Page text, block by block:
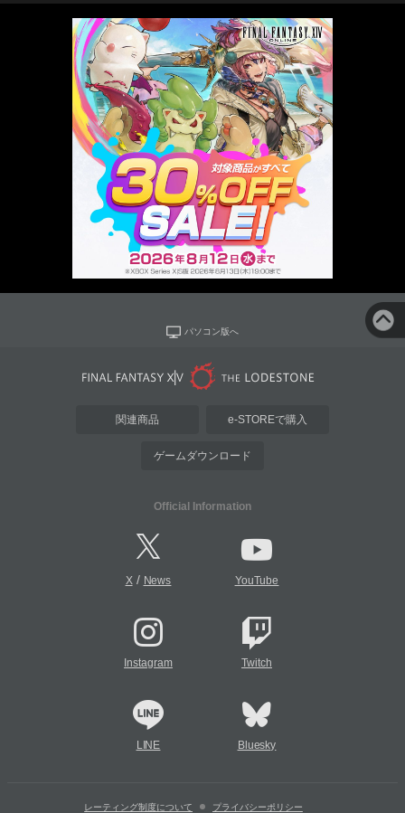
パソコン版へ
関連商品 e-STOREで購入
ゲームダウンロード
Official Information
X/ News YouTube
Instagram Twitch
LINE Bluesky
レーティング制度について プライバシーポリシー